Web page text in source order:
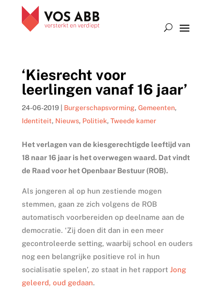
‘Kiesrecht voor
leerlingen vanaf 16 jaar’
24-06-2019| Burgerschapsvorming, Gemeenten,
Identiteit, Nieuws, Politiek, Tweede kamer
Het verlagen van de kiesgerechtigde leeftijd van
18 naar 16 jaar is het overwegen waard. Dat vindt
de Raad voor het Openbaar Bestuur (ROB).
Als jongeren al op hun zestiende mogen
stemmen, gaan ze zich volgens de ROB
automatisch voorbereiden op deelname aan de
democratie. ‘Zij doen dit dan in een meer
gecontroleerde setting, waarbij school en ouders
nog een belangrijke positieve rol in hun
socialisatie spelen’, zo staat in het rapport Jong
geleerd, oud gedaan.